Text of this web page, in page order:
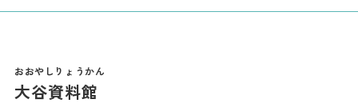
大谷資料館